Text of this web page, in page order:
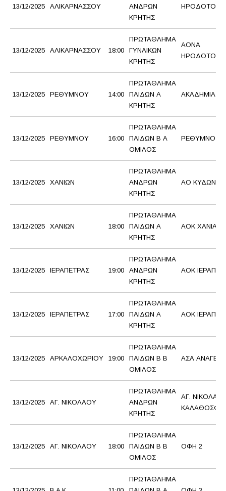
13/12/2025 ΑΛΙΚΑΡΝΑΣΣΟΥ
ΑΝΔΡΩΝ
ΚΡΗΤΗΣ
ΗΡΟΔΟΤΟΣ
13/12/2025 ΑΛΙΚΑΡΝΑΣΣΟΥ 18:00
ΠΡΩΤΑΘΛΗΜΑ
ΓΥΝΑΙΚΩΝ
ΚΡΗΤΗΣ
ΑΟΝΑ
ΗΡΟΔΟΤΟΣ
13/12/2025 ΡΕΘΥΜΝΟΥ 14:00
ΠΡΩΤΑΘΛΗΜΑ
ΠΑΙΔΩΝ Α
ΚΡΗΤΗΣ
ΑΚΑΔΗΜΙΑ
13/12/2025 ΡΕΘΥΜΝΟΥ 16:00
ΠΡΩΤΑΘΛΗΜΑ
ΠΑΙΔΩΝ Β Α
ΟΜΙΛΟΣ
ΡΕΘΥΜΝΟ
13/12/2025 ΧΑΝΙΩΝ
ΠΡΩΤΑΘΛΗΜΑ
ΑΝΔΡΩΝ
ΚΡΗΤΗΣ
ΑΟ ΚΥΔΩΝ
13/12/2025 ΧΑΝΙΩΝ 18:00
ΠΡΩΤΑΘΛΗΜΑ
ΠΑΙΔΩΝ Α
ΚΡΗΤΗΣ
AOK XANΙΑ
13/12/2025 ΙΕΡΑΠΕΤΡΑΣ 19:00
ΠΡΩΤΑΘΛΗΜΑ
ΑΝΔΡΩΝ
ΚΡΗΤΗΣ
ΑΟΚ
13/12/2025 ΙΕΡΑΠΕΤΡΑΣ 17:00
ΠΡΩΤΑΘΛΗΜΑ
ΠΑΙΔΩΝ Α
ΚΡΗΤΗΣ
ΑΟΚ
13/12/2025 ΑΡΚΑΛΟΧΩΡΙΟΥ 19:00
ΠΡΩΤΑΘΛΗΜΑ
ΠΑΙΔΩΝ Β Β
ΟΜΙΛΟΣ
ΑΣΑ
13/12/2025 ΑΓ. ΝΙΚΟΛΑΟΥ
ΠΡΩΤΑΘΛΗΜΑ
ΑΝΔΡΩΝ
ΚΡΗΤΗΣ
ΑΓ.
13/12/2025 ΑΓ. ΝΙΚΟΛΑΟΥ 18:00
ΠΡΩΤΑΘΛΗΜΑ
ΠΑΙΔΩΝ Β Β
ΟΜΙΛΟΣ
ΟΦΗ 2
ΠΡΩΤΑΘΛΗΜΑ